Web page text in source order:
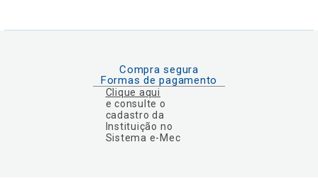
Compra segura
Formas de pagamento
Clique aqui
e consulte o
cadastro da
Instituição no
Sistema e-Mec